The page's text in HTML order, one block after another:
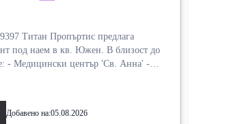
под наем в кв. Южен. В близост до
- Медицински център 'Св. Анна' -
Жилището е с площ 68 кв.м. и е
с нас на посочения телефон или чрез
Добавено на:05.08.2026